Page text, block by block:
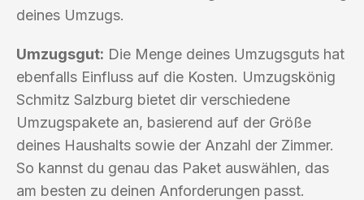
deines Umzugs.
Umzugsgut: Die Menge deines Umzugsguts hat
ebenfalls Einfluss auf die Kosten. Umzugskönig
Schmitz Salzburg bietet dir verschiedene
Umzugspakete an, basierend auf der Größe
deines Haushalts sowie der Anzahl der Zimmer.
So kannst du genau das Paket auswählen, das
am besten zu deinen Anforderungen passt.